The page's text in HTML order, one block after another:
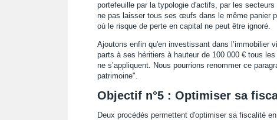
portefeuille par la typologie d'actifs, par les
ne pas laisser tous ses œufs dans le même panier
où le risque de perte en capital ne peut être ignoré.
Ajoutons enfin qu'en investissant dans l’immobilier
parts à ses héritiers à hauteur de 100 000 € tous
ne s’appliquent. Nous pourrions renommer ce
patrimoine".
Objectif n°5 : Optimiser sa
Deux procédés permettent d'optimiser sa fiscalité